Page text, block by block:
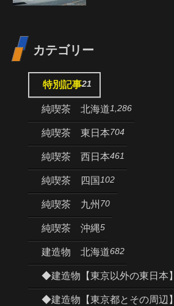
カテゴリー
特別記事21
純喫茶 北海道1,286
純喫茶 東日本704
純喫茶 西日本461
純喫茶 四国 102
純喫茶 九州 70
純喫茶 沖縄5
建造物 北海道682
◆建造物【東京以外の東日本】
◆建造物【東京都とその周辺】